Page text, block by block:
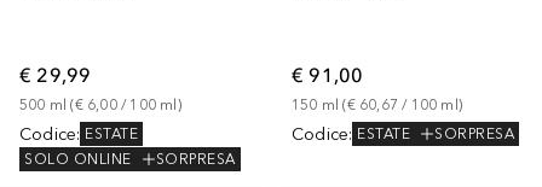
€ 29,99
500 ml (€ 6,00 / 100 ml)
Codice: ESTATE
SOLO ONLINE
SORPRESA
€ 91,00
150 ml (€ 60,67 / 100 ml)
Codice: ESTATE SORPRESA